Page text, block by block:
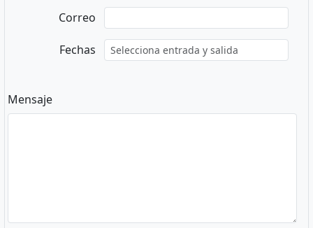
Correo
Fechas
Mensaje